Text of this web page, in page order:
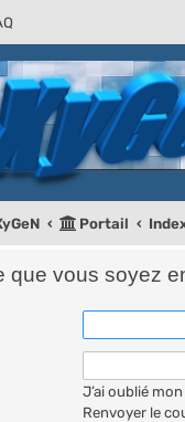
Portail
que vous soyez
J’ai oublié
Renvoyer le